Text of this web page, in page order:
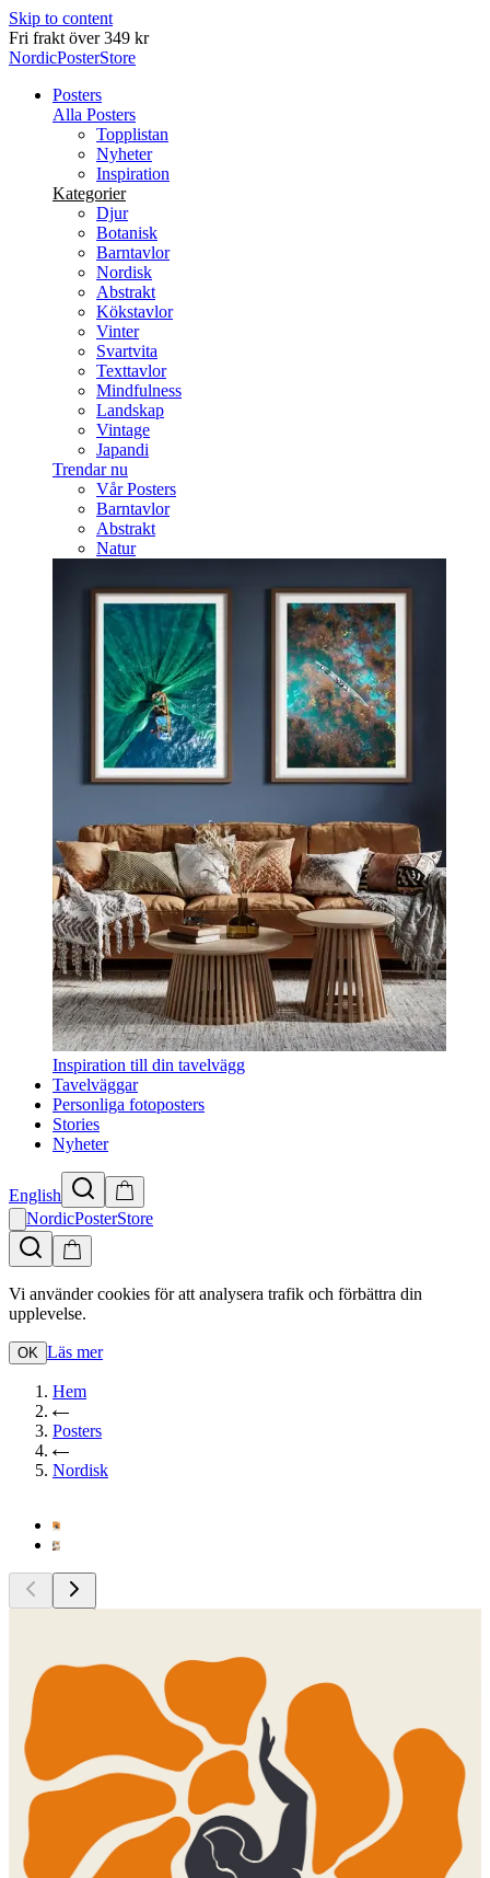
Skip to content
Leverans inom 2-5 arbetsdagar
NordicPosterStore
Posters
Alla Posters
Topplistan
Nyheter
Inspiration
Kategorier
Djur
Botanisk
Barntavlor
Nordisk
Abstrakt
Kökstavlor
Vinter
Svartvita
Texttavlor
Mindfulness
Landskap
Vintage
Japandi
Trendar nu
Vår Posters
Barntavlor
Abstrakt
Natur
Inspiration till din tavelvägg
Tavelväggar
Personliga fotoposters
Stories
Nyheter
English
NordicPosterStore
Vi använder cookies för att analysera trafik och förbättra din
upplevelse.
OK Läs mer
Hem
Posters
Nordisk